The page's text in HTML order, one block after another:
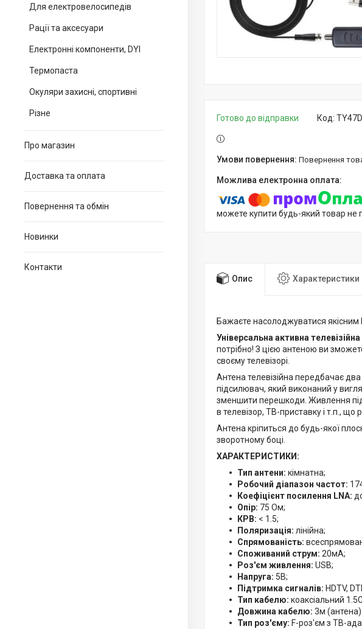
Для електровелосипедів
Рації та аксесуари
Електронні компоненти, DYI
Термопаста
Окуляри захисні, спортивні
Різне
Про магазин
Доставка та оплата
Повернення та обмін
Новинки
Контакти
Готово до відправки Код: TY47D
повернення
можете купити будь-який товар не
Опис Характеристики
Бажаєте насолоджуватися якісним
Універсальна активна
потрібно! З цією антеною ви
своєму телевізорі.
Антена телевізійна передбачає
підсилювач, який виконаний у
зменшити перешкоди. Живлення
в телевізор, ТВ-приставку і т.п.,
Антена кріпиться до будь-якої
зворотному боці.
ХАРАКТЕРИСТИКИ:
Тип антени: кімнатна;
Робочий діапазон частот:
Коефіцієнт посилення LNA:
Опір: 75 Ом;
КРВ: < 1.5;
Поляризація: лінійна;
Спрямованість:
Споживаний струм: 20мА;
Роз'єм живлення: USB;
Напруга: 5В;
Підтримка сигналів: HDTV,
Тип кабелю: коаксіальний
Довжина кабелю: 3м
Тип роз'єму: F-роз'єм з ТВ-